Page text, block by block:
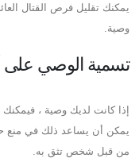
يمكنك تقليل فرص القتال
وصية.
تسمية الوصي على
إذا كانت لديك وصية ،
يمكن أن يساعد ذلك في منع
من قبل شخص تثق به.